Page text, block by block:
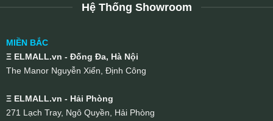
Hệ Thống Showroom
MIỀN BẮC
Ξ ELMALL.vn - Đống Đa, Hà Nội
The Manor Nguyễn Xiển, Định Công
Ξ ELMALL.vn - Hải Phòng
271 Lạch Tray, Ngô Quyền, Hải Phòng